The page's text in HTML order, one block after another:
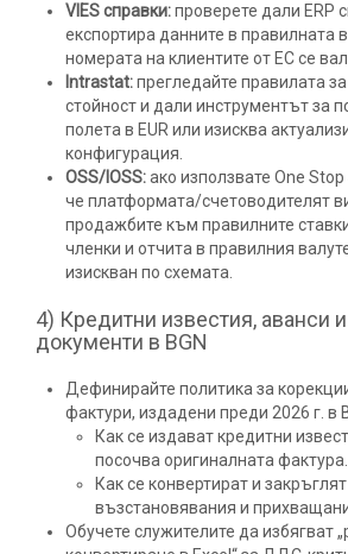
VIES справки:проверете дали ERP
експортира данните в
номерата на клиентите от ЕС се
Intrastat:прегледайте правилата
стойност и дали инструментът за
полета в EUR или изисква
конфигурация.
OSS/IOSS:ако използвате One Stop
че платформата/счетоводителят
продажбите към правилните
членки и отчита в правилния
изискван по схемата.
4) Кредитни известия, аванси
документи в BGN
Дефинирайте политика за
фактури, издадени преди 2026 г. в
Как се издават кредитни
посочва оригиналната фактура.
Как се конвертират и
възстановявания и
Обучете служителите да избягват